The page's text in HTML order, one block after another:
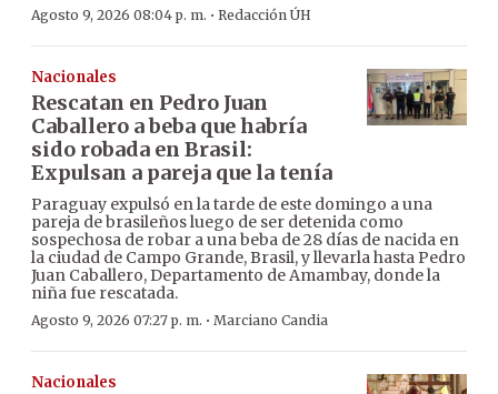
Agosto 9, 2026 08:04 p. m. · Redacción ÚH
Nacionales
Rescatan en Pedro Juan
Caballero a beba que habría
sido robada en Brasil:
Expulsan a pareja que la tenía
Paraguay expulsó en la tarde de este domingo a una
pareja de brasileños luego de ser detenida como
sospechosa de robar a una beba de 28 días de nacida en
la ciudad de Campo Grande, Brasil, y llevarla hasta Pedro
Juan Caballero, Departamento de Amambay, donde la
niña fue rescatada.
Agosto 9, 2026 07:27 p. m. · Marciano Candia
Nacionales